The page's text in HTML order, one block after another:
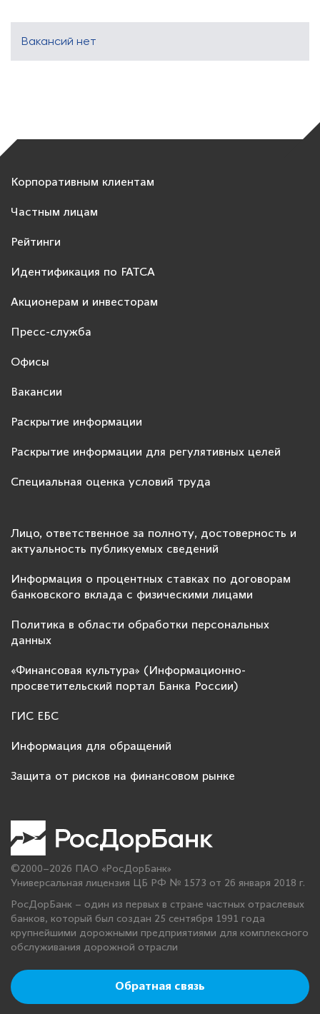
Вакансий нет
Корпоративным клиентам
Частным лицам
Рейтинги
Идентификация по FATCA
Акционерам и инвесторам
Пресс-служба
Офисы
Вакансии
Раскрытие информации
Раскрытие информации для регулятивных целей
Специальная оценка условий труда
Лицо, ответственное за полноту, достоверность и
актуальность публикуемых сведений
Информация о процентных ставках по договорам
банковского вклада с физическими лицами
Политика в области обработки персональных
данных
«Финансовая культура» (Информационно-
просветительский портал Банка России)
ГИС ЕБС
Информация для обращений
Защита от рисков на финансовом рынке
©2000–2026 ПАО «РосДорБанк»
Универсальная лицензия ЦБ РФ № 1573 от 26 января 2018 г.
РосДорБанк – один из первых в стране частных отраслевых
банков, который был создан 25 сентября 1991 года
крупнейшими дорожными предприятиями для комплексного
обслуживания дорожной отрасли
Обратная связь